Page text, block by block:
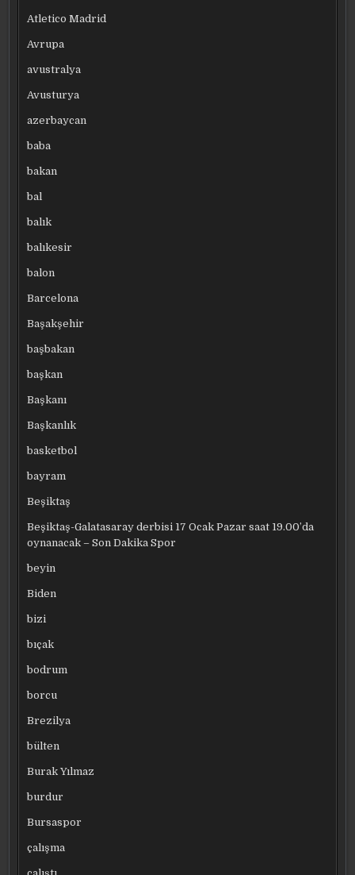
Atletico Madrid
Avrupa
avustralya
Avusturya
azerbaycan
baba
bakan
bal
balık
balıkesir
balon
Barcelona
Başakşehir
başbakan
başkan
Başkanı
Başkanlık
basketbol
bayram
Beşiktaş
Beşiktaş-Galatasaray derbisi 17 Ocak Pazar saat 19.00’da
oynanacak – Son Dakika Spor
beyin
Biden
bizi
bıçak
bodrum
borcu
Brezilya
bülten
Burak Yılmaz
burdur
Bursaspor
çalışma